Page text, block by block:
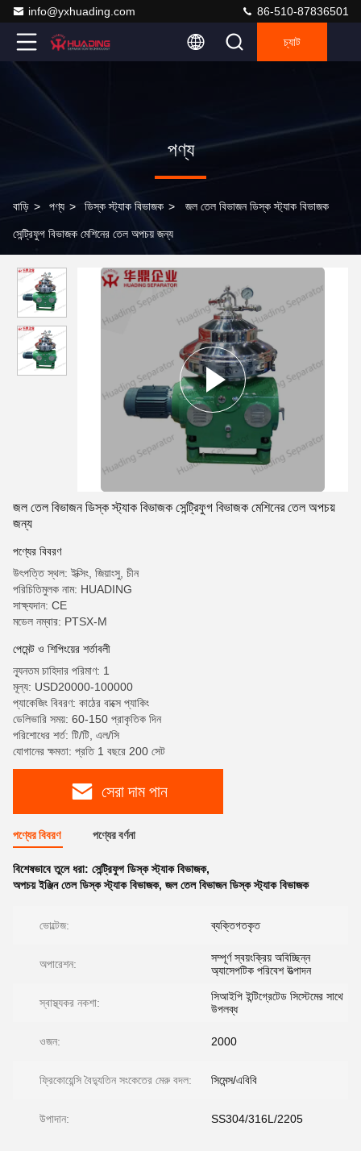
info@yxhuading.com 86-510-87836501
চ্যাট
পণ্য
বাড়ি > পণ্য > ডিস্ক স্ট্যাক বিভাজক > জল তেল বিভাজন ডিস্ক স্ট্যাক বিভাজক
সেন্ট্রিফুগ বিভাজক মেশিনের তেল অপচয় জন্য
জল তেল বিভাজন ডিস্ক স্ট্যাক বিভাজক সেন্ট্রিফুগ বিভাজক মেশিনের তেল অপচয়
জন্য
পণ্যের বিবরণ
উৎপত্তি স্থল: ইক্সিং, জিয়াংসু, চীন
পরিচিতিমুলক নাম: HUADING
সাক্ষ্যদান: CE
মডেল নম্বার: PTSX-M
পেমেন্ট ও শিপিংয়ের শর্তাবলী
ন্যূনতম চাহিদার পরিমাণ: 1
মূল্য: USD20000-100000
প্যাকেজিং বিবরণ: কাঠের বাক্সে প্যাকিং
ডেলিভারি সময়: 60-150 প্রাকৃতিক দিন
পরিশোধের শর্ত: টি/টি, এল/সি
যোগানের ক্ষমতা: প্রতি 1 বছরে 200 সেট
সেরা দাম পান
পণ্যের বিবরণ পণ্যের বর্ণনা
বিশেষভাবে তুলে ধরা: সেন্ট্রিফুগ ডিস্ক স্ট্যাক বিভাজক,
অপচয় ইঞ্জিন তেল ডিস্ক স্ট্যাক বিভাজক, জল তেল বিভাজন ডিস্ক স্ট্যাক বিভাজক
ভোল্টেজ: ব্যক্তিগতকৃত
অপারেশন:
সম্পূর্ণ স্বয়ংক্রিয় অবিচ্ছিন্ন
অ্যাসেপটিক পরিবেশ উত্পাদন
স্বাস্থ্যকর নকশা:
সিআইপি ইন্টিগ্রেটেড সিস্টেমের সাথে
উপলব্ধ
ওজন: 2000
ফ্রিকোয়েন্সি বৈদ্যুতিন সংকেতের মেরু বদল: সিমেন্স/এবিবি
উপাদান: SS304/316L/2205